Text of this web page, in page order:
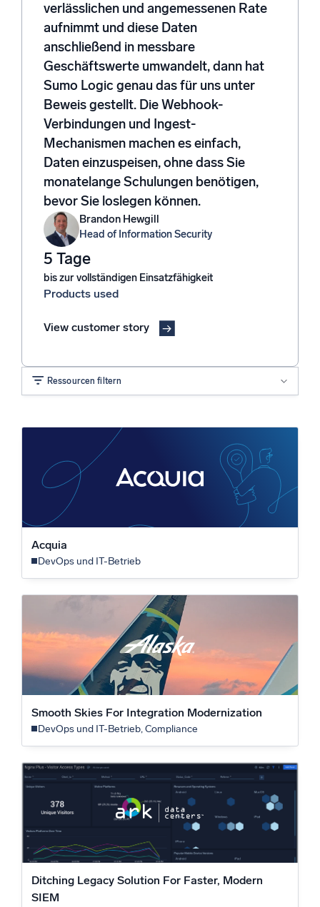
Leistungsstarke Integrationen
Zertifizierungen
verlässlichen und angemessenen Rate
aufnimmt und diese Daten
anschließend in messbare
Geschäftswerte umwandelt, dann hat
Sumo Logic genau das für uns unter
Beweis gestellt. Die Webhook-
Verbindungen und Ingest-
Mechanismen machen es einfach,
Daten einzuspeisen, ohne dass Sie
monatelange Schulungen benötigen,
bevor Sie loslegen können.
Brandon Hewgill
Head of Information Security
5 Tage
bis zur vollständigen Einsatzfähigkeit
Products used
View customer story
Ressourcen filtern
Branche
Acquia
DevOps und IT-Betrieb
Smooth Skies For Integration Modernization
DevOps und IT-Betrieb, Compliance
Ditching Legacy Solution For Faster, Modern
SIEM